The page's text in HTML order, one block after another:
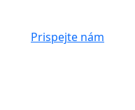
Prispejte nám